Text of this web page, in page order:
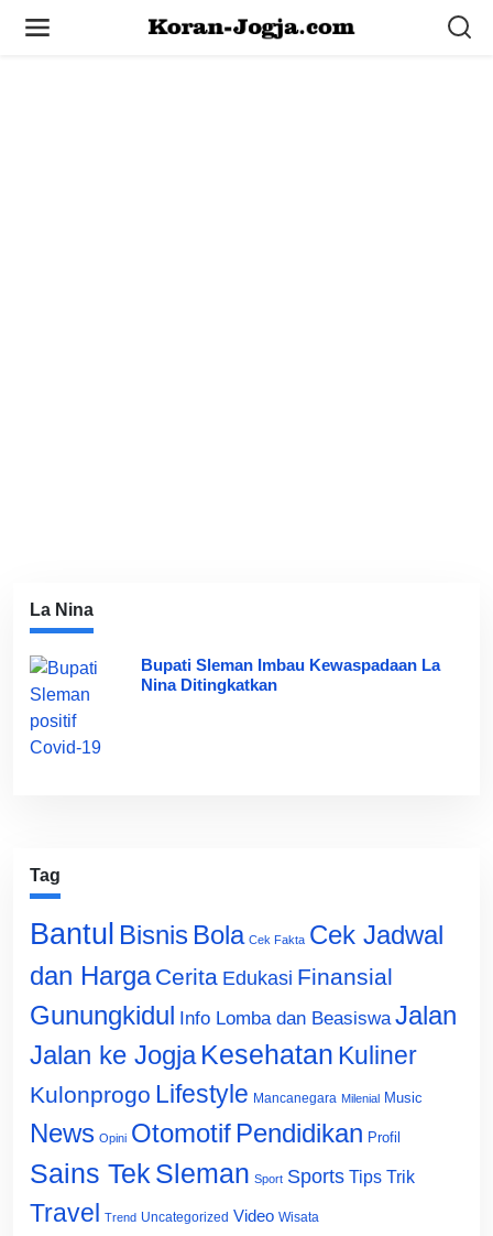
La Nina
Bupati Sleman Imbau Kewaspadaan La
Nina Ditingkatkan
Tag
Bantul Bisnis Bola Cek Fakta Cek Jadwal
dan Harga Cerita Edukasi Finansial
Gunungkidul Info Lomba dan Beasiswa Jalan
Jalan ke Jogja Kesehatan Kuliner
Kulonprogo Lifestyle Mancanegara Milenial Music
News Opini Otomotif Pendidikan Profil
Sains Tek Sleman Sport Sports Tips Trik
Travel Trend Uncategorized Video Wisata